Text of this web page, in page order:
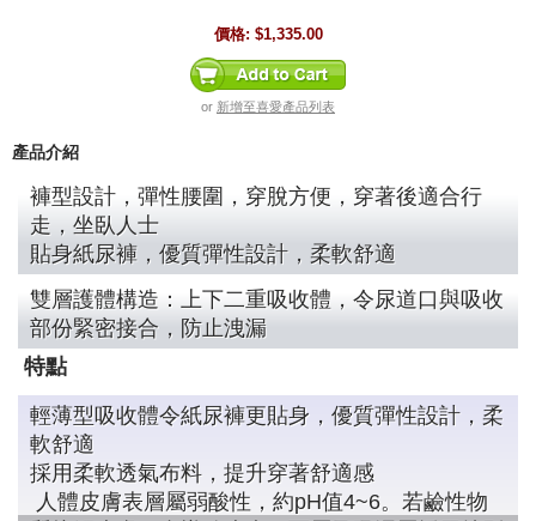
價格: $1,335.00
or 新增至喜愛產品列表
產品介紹
褲型設計，彈性腰圍，穿脫方便，穿著後適合行
走，坐臥人士
貼身紙尿褲，優質彈性設計，柔軟舒適
雙層護體構造：上下二重吸收體，令尿道口與吸收
部份緊密接合，防止洩漏
特點
輕薄型吸收體令紙尿褲更貼身，優質彈性設計，柔
軟舒適
採用柔軟透氣布料，提升穿著舒適感
人體皮膚表層屬弱酸性，約pH值4~6。若鹼性物